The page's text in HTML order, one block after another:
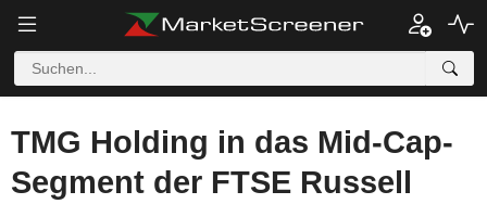
TMG Holding in das Mid-Cap-
Segment der FTSE Russell